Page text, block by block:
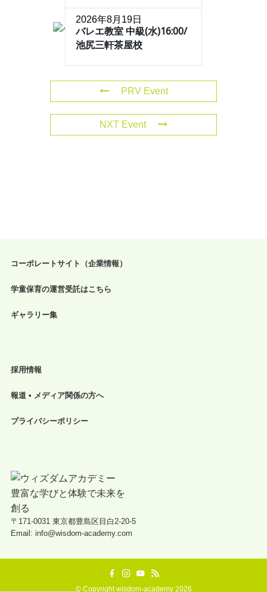
2026年8月19日
バレエ教室 中級(水)16:00/
池尻三軒茶屋校
PRV Event
NXT Event
コーポレートサイト（企業情報）
学童保育の運営受託はこちら
ギャラリー集
採用情報
報道 • メディア関係の方へ
プライバシーポリシー
〒171-0031 東京都豊島区目白2-20-5
Email: info@wisdom-academy.com
©Copyright wisdom-academy 2026